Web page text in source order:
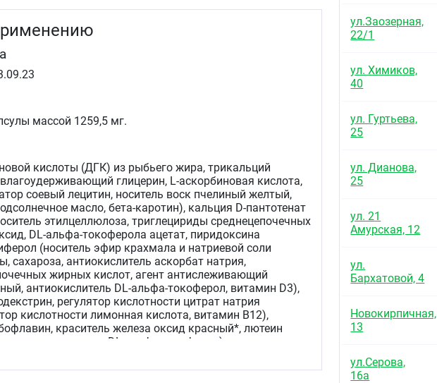
массой 1259,5 мг.
кислоты (ДГК) из рыбьего жира, трикальций
глицерин, L-аскорбиновая кислота,
соевый лецитин, носитель воск пчелиный желтый,
масло, бета-каротин), кальция D-пантотенат
этилцеллюлоза, триглецириды среднецепочечных
DL-альфа-токоферола ацетат, пиридоксина
(носитель эфир крахмала и натриевой соли
сахароза, антиокислитель аскорбат натрия,
жирных кислот, агент антислеживающий
антиокислитель DL-альфа-токоферол, витамин D3),
регулятор кислотности цитрат натрия
кислотности лимонная кислота, витамин В12),
краситель железа оксид красный*, лютеин
антиокислитель DL-альфа-токоферол) краситель
кислота, калия йодат, натрия селенит, D-биотин.
ул.Заозерная,
22/1
ул. Химиков,
40
ул. Гуртьева,
25
ул. Дианова,
25
ул. 21
Амурская, 12
ул.
Бархатовой, 4
Новокирпичная,
13
ул.Серова,
16а